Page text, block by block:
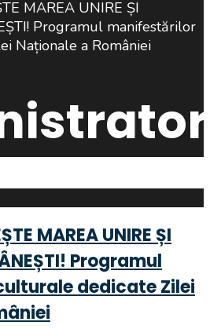
MAREA UNIRE ȘI
Programul
dedicate Zilei